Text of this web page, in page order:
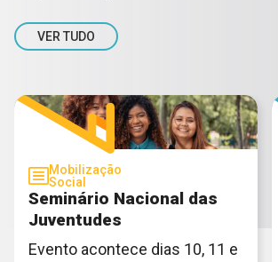
VER TUDO
Mobilização
Social
Seminário Nacional das
Juventudes
Evento acontece dias 10, 11 e